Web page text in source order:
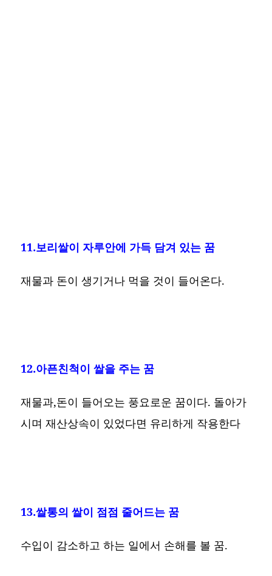
11.보리쌀이 자루안에 가득 담겨 있는 꿈
재물과 돈이 생기거나 먹을 것이 들어온다.
12.아픈친척이 쌀을 주는 꿈
재물과,돈이 들어오는 풍요로운 꿈이다. 돌아가
시며 재산상속이 있었다면 유리하게 작용한다
13.쌀통의 쌀이 점점 줄어드는 꿈
수입이 감소하고 하는 일에서 손해를 볼 꿈.